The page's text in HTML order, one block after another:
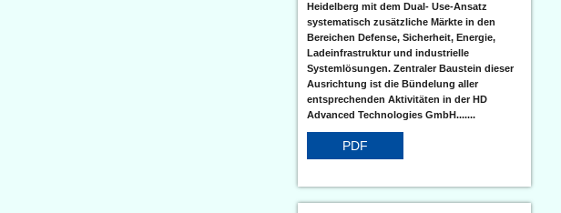
Heidelberg mit dem Dual- Use-Ansatz
systematisch zusätzliche Märkte in den
Bereichen Defense, Sicherheit, Energie,
Ladeinfrastruktur und industrielle
Systemlösungen. Zentraler Baustein dieser
Ausrichtung ist die Bündelung aller
entsprechenden Aktivitäten in der HD
Advanced Technologies GmbH.......
PDF